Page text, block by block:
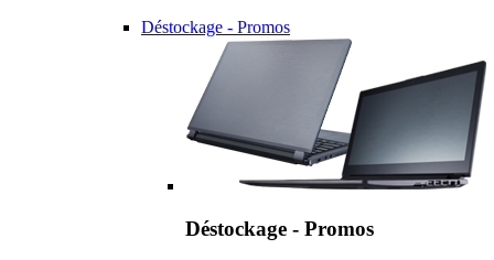
Déstockage - Promos
Déstockage - Promos